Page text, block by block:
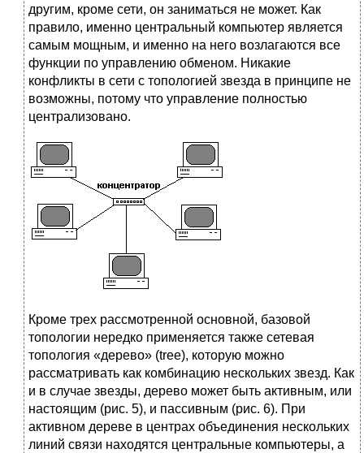
другим, кроме сети, он заниматься не может. Как
правило, именно центральный компьютер является
самым мощным, и именно на него возлагаются все
функции по управлению обменом. Никакие
конфликты в сети с топологией звезда в принципе не
возможны, потому что управление полностью
централизовано.
Кроме трех рассмотренной основной, базовой
топологии нередко применяется также сетевая
топология «дерево» (tree), которую можно
рассматривать как комбинацию нескольких звезд. Как
и в случае звезды, дерево может быть активным, или
настоящим (рис. 5), и пассивным (рис. 6). При
активном дереве в центрах объединения нескольких
линий связи находятся центральные компьютеры, а